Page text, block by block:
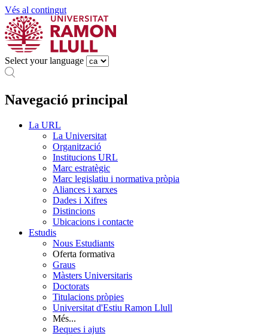
Vés al contingut
Select your language
Navegació principal
La URL
La Universitat
Organització
Institucions URL
Marc estratègic
Marc legislatiu i normativa pròpia
Aliances i xarxes
Dades i Xifres
Distincions
Ubicacions i contacte
Estudis
Nous Estudiants
Oferta formativa
Graus
Màsters Universitaris
Doctorats
Titulacions pròpies
Universitat d'Estiu Ramon Llull
Més...
Beques i ajuts